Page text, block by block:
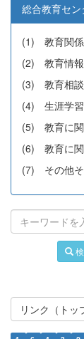
総合教育セ
(1) 教育関係
(2) 教育情報
(3) 教育相談
(4) 生涯学習
(5) 教育に関
(6) 教育に関
(7) その他そ
リンク（トッ